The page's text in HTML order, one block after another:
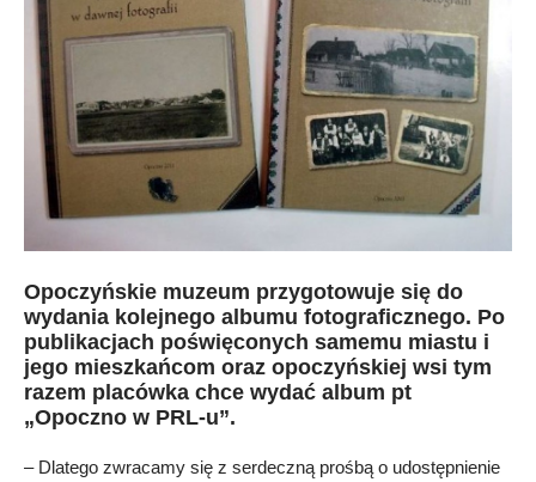
Opoczyńskie muzeum przygotowuje się do
wydania kolejnego albumu fotograficznego. Po
publikacjach poświęconych samemu miastu i
jego mieszkańcom oraz opoczyńskiej wsi tym
razem placówka chce wydać album pt
„Opoczno w PRL-u”.
– Dlatego zwracamy się z serdeczną prośbą o udostępnienie